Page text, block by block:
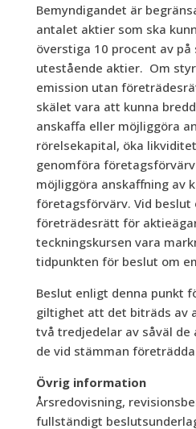
Bemyndigandet är
antalet aktier som ska
överstiga 10 procent av på
utestående aktier. Om
emission utan
skälet vara att kunna
anskaffa eller möjliggöra
rörelsekapital, öka
genomföra
möjliggöra anskaffning av
företagsförvärv. Vid beslut
företrädesrätt för
teckningskursen vara
tidpunkten för beslut om
Beslut enligt denna punkt
giltighet att det biträds av
två tredjedelar av såväl de
de vid stämman
Övrig information
Årsredovisning,
fullständigt